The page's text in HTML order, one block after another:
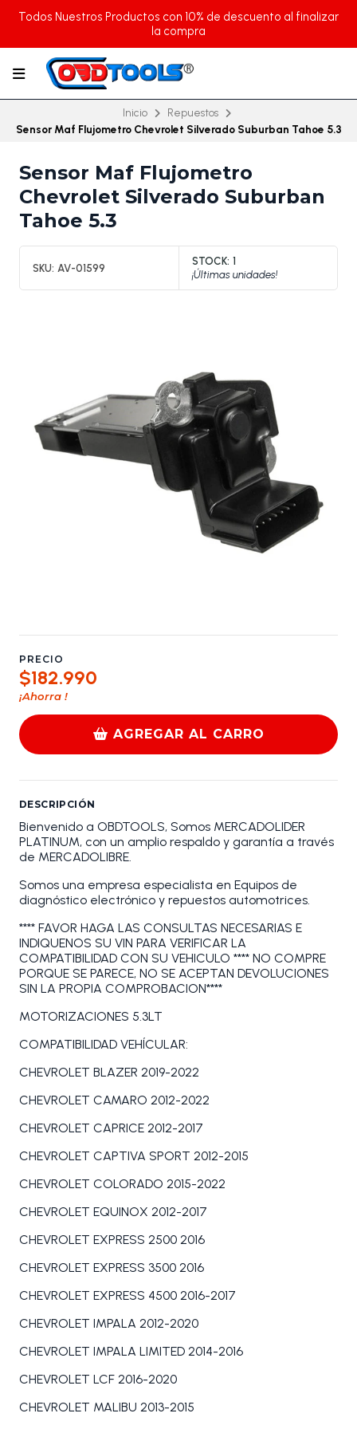
Todos Nuestros Productos con 10% de descuento al finalizar
la compra
Inicio
Repuestos
Sensor Maf Flujometro Chevrolet Silverado Suburban Tahoe 5.3
Sensor Maf Flujometro
Chevrolet Silverado Suburban
Tahoe 5.3
SKU: AV-01599
STOCK: 1
¡Últimas unidades!
PRECIO
$182.990
¡Ahorra !
AGREGAR AL CARRO
DESCRIPCIÓN
Bienvenido a OBDTOOLS, Somos MERCADOLIDER
PLATINUM, con un amplio respaldo y garantía a través
de MERCADOLIBRE.
Somos una empresa especialista en Equipos de
diagnóstico electrónico y repuestos automotrices.
**** FAVOR HAGA LAS CONSULTAS NECESARIAS E
INDIQUENOS SU VIN PARA VERIFICAR LA
COMPATIBILIDAD CON SU VEHICULO **** NO COMPRE
PORQUE SE PARECE, NO SE ACEPTAN DEVOLUCIONES
SIN LA PROPIA COMPROBACION****
MOTORIZACIONES 5.3LT
COMPATIBILIDAD VEHÍCULAR:
CHEVROLET BLAZER 2019-2022
CHEVROLET CAMARO 2012-2022
CHEVROLET CAPRICE 2012-2017
CHEVROLET CAPTIVA SPORT 2012-2015
CHEVROLET COLORADO 2015-2022
CHEVROLET EQUINOX 2012-2017
CHEVROLET EXPRESS 2500 2016
CHEVROLET EXPRESS 3500 2016
CHEVROLET EXPRESS 4500 2016-2017
CHEVROLET IMPALA 2012-2020
CHEVROLET IMPALA LIMITED 2014-2016
CHEVROLET LCF 2016-2020
CHEVROLET MALIBU 2013-2015